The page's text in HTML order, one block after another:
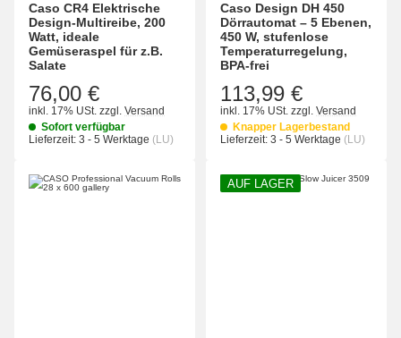
Caso CR4 Elektrische
Design-Multireibe, 200
Watt, ideale
Gemüseraspel für z.B.
Salate
76,00 €
inkl. 17% USt. zzgl. Versand
Sofort verfügbar
Lieferzeit: 3 - 5 Werktage (LU)
Caso Design DH 450
Dörrautomat – 5 Ebenen,
450 W, stufenlose
Temperaturregelung,
BPA-frei
113,99 €
inkl. 17% USt. zzgl. Versand
Knapper Lagerbestand
Lieferzeit: 3 - 5 Werktage (LU)
AUF LAGER